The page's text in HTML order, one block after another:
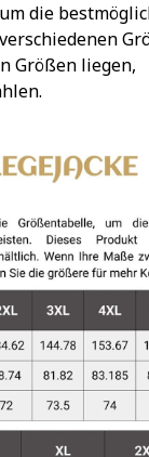
die
Größen liegen,